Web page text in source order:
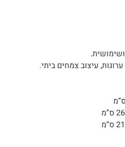
עיצוב צמחים ביתי.